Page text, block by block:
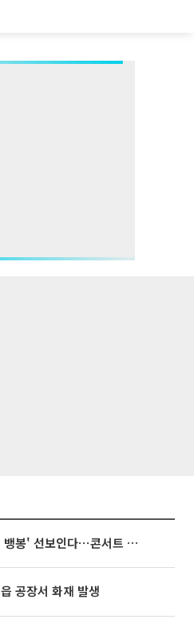
빅뱅, 20주년 기념 '새 뱅봉' 선보인다⋯콘서트 앞두고 팝업 개최
공장서 화재 발생